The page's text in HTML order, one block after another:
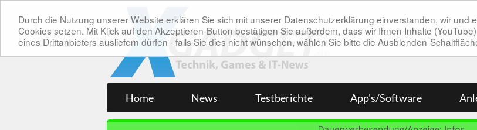
Durch die Nutzung unserer Website erklären Sie sich mit unserer Datenschutzerklärung einverstanden, wir und
Cookies setzen. Mit Klick auf den Akzeptieren-Button bestätigen Sie außerdem, dass wir Ihnen Inhalte
eines Drittanbieters ausliefern dürfen - falls Sie dies nicht wünschen, wählen Sie bitte die Ausblenden-
Home News Testberichte App's/Software